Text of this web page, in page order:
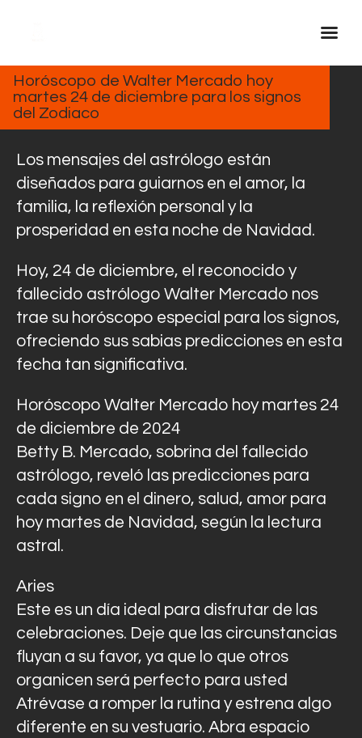
Inicio Real FM
Streaming
En Vivo
Descarga La APP
Programas
Noticias
Equipo
Sobre Nosotros
Contactos
24, 2024
Horóscopo de Walter Mercado hoy
martes 24 de diciembre para los signos
del Zodiaco
Los mensajes del astrólogo están
diseñados para guiarnos en el amor, la
familia, la reflexión personal y la
prosperidad en esta noche de Navidad.
Hoy, 24 de diciembre, el reconocido y
fallecido astrólogo Walter Mercado nos
trae su horóscopo especial para los signos,
ofreciendo sus sabias predicciones en esta
fecha tan significativa.
Horóscopo Walter Mercado hoy martes 24
de diciembre de 2024
Betty B. Mercado, sobrina del fallecido
astrólogo, reveló las predicciones para
cada signo en el dinero, salud, amor para
hoy martes de Navidad, según la lectura
astral.
Aries
Este es un día ideal para disfrutar de las
celebraciones. Deje que las circunstancias
fluyan a su favor, ya que lo que otros
organicen será perfecto para usted
Atrévase a romper la rutina y estrena algo
diferente en su vestuario. Abra espacio